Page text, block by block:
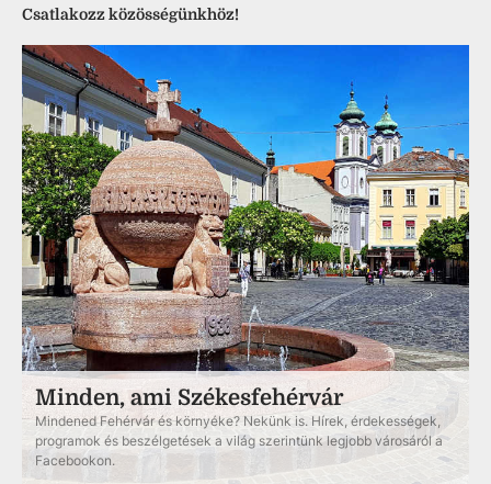
Csatlakozz közösségünkhöz!
Minden, ami Székesfehérvár
Mindened Fehérvár és környéke? Nekünk is. Hírek, érdekességek,
programok és beszélgetések a világ szerintünk legjobb városáról a
Facebookon.